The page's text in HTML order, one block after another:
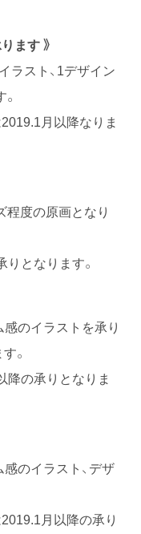
ます 》
ラスト、1デザイン
月以降なりま
程度の原画となり
となります。
のイラストを承り
。
の承りとなりま
のイラスト、デザ
月以降の承り